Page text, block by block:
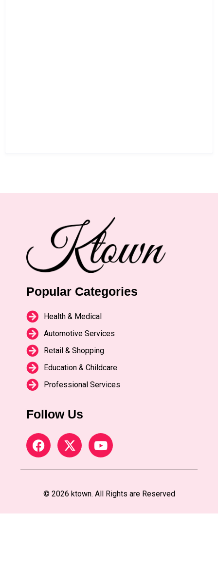
Popular Categories
Health & Medical
Automotive Services
Retail & Shopping
Education & Childcare
Professional Services
Follow Us
© 2026 ktown. All Rights are Reserved